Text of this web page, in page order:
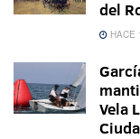
del
HACE
Vela